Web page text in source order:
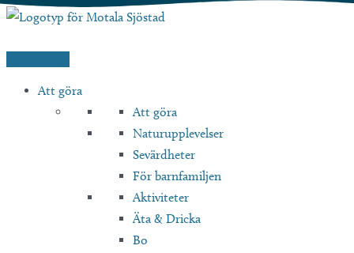
Hoppa
Att göra
Att göra
Naturupplevelser
Sevärdheter
För barnfamiljen
Aktiviteter
Äta & Dricka
Bo